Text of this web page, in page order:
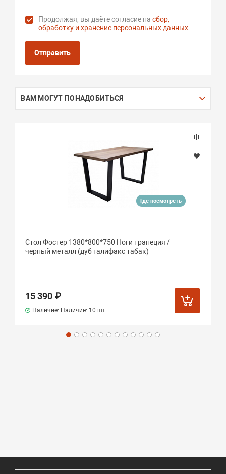
Продолжая, вы даёте согласие насбор,
обработку и хранение персональных данных
Отправить
ВАМ МОГУТ ПОНАДОБИТЬСЯ
Где посмотреть
Стол Фостер 1380*800*750 Ноги трапеция /
черный металл (дуб галифакс табак)
15 390 ₽
Наличие: Наличие: 10 шт.